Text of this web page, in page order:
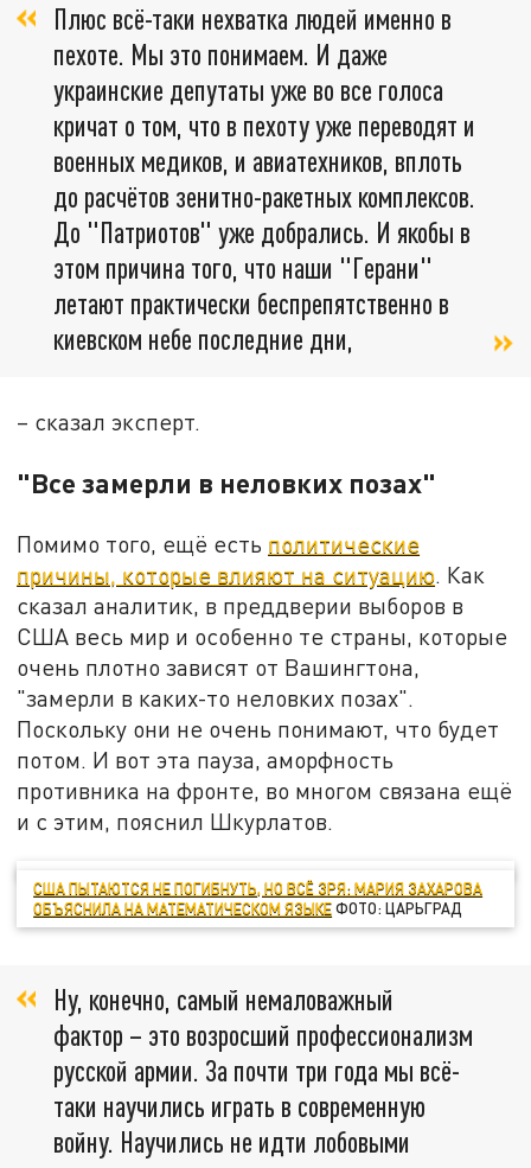
Плюс всё-таки нехватка людей именно в
пехоте. Мы это понимаем. И даже
украинские депутаты уже во все голоса
кричат о том, что в пехоту уже переводят и
военных медиков, и авиатехников, вплоть
до расчётов зенитно-ракетных комплексов.
До "Патриотов" уже добрались. И якобы в
этом причина того, что наши "Герани"
летают практически беспрепятственно в
киевском небе последние дни,
– сказал эксперт.
"Все замерли в неловких позах"
Помимо того, ещё есть политические
причины, которые влияют на ситуацию. Как
сказал аналитик, в преддверии выборов в
США весь мир и особенно те страны, которые
очень плотно зависят от Вашингтона,
"замерли в каких-то неловких позах".
Поскольку они не очень понимают, что будет
потом. И вот эта пауза, аморфность
противника на фронте, во многом связана ещё
и с этим, пояснил Шкурлатов.
США ПЫТАЮТСЯ НЕ ПОГИБНУТЬ, НО ВСЁ ЗРЯ: МАРИЯ ЗАХАРОВА
ОБЪЯСНИЛА НА МАТЕМАТИЧЕСКОМ ЯЗЫКЕФОТО: ЦАРЬГРАД
Ну, конечно, самый немаловажный
фактор – это возросший профессионализм
русской армии. За почти три года мы всё-
таки научились играть в современную
войну. Научились не идти лобовыми